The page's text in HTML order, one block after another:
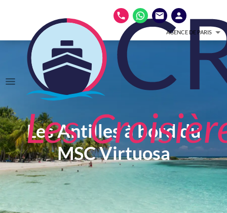
AGENCE DE PARIS
Les Antilles à bord du
MSC Virtuosa